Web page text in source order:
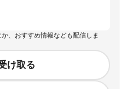
、おすすめ情報なども配信しま
け取る